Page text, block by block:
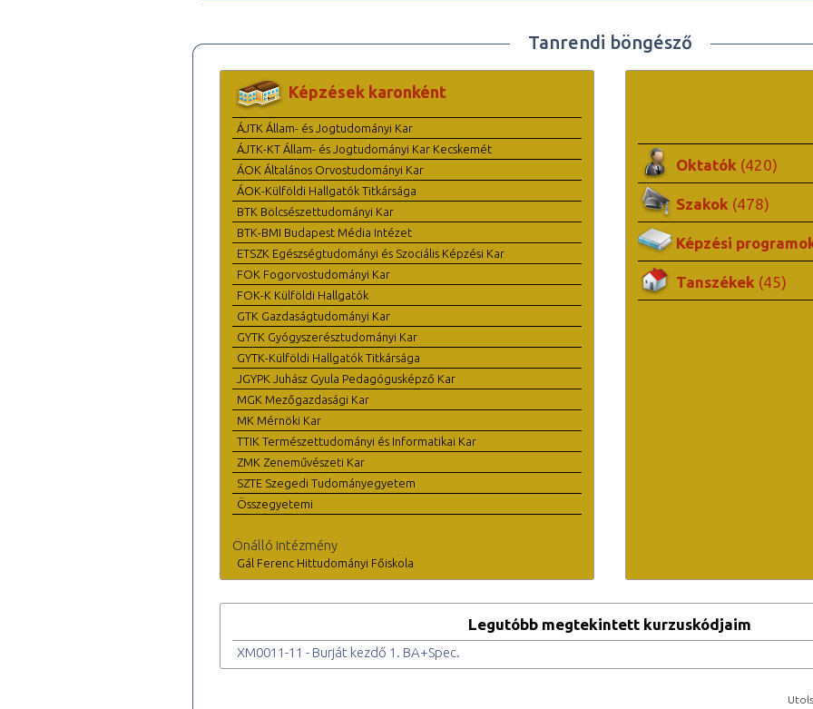
Tanrendi böngésző
Képzések karonként
ÁJTK Állam- és Jogtudományi Kar
ÁJTK-KT Állam- és Jogtudományi Kar Kecskemét
ÁOK Általános Orvostudományi Kar
ÁOK-Külföldi Hallgatók Titkársága
BTK Bölcsészettudományi Kar
BTK-BMI Budapest Média Intézet
ETSZK Egészségtudományi és Szociális Képzési Kar
FOK Fogorvostudományi Kar
FOK-K Külföldi Hallgatók
GTK Gazdaságtudományi Kar
GYTK Gyógyszerésztudományi Kar
GYTK-Külföldi Hallgatók Titkársága
JGYPK Juhász Gyula Pedagógusképző Kar
MGK Mezőgazdasági Kar
MK Mérnöki Kar
TTIK Természettudományi és Informatikai Kar
ZMK Zeneművészeti Kar
SZTE Szegedi Tudományegyetem
Összegyetemi
Önálló intézmény
Gál Ferenc Hittudományi Főiskola
Oktatók (420)
Szakok (478)
Képzési
Tanszékek (45)
Legutóbb megtekintett kurzuskódjaim
XM0011-11 - Burját kezdő 1. BA+Spec.